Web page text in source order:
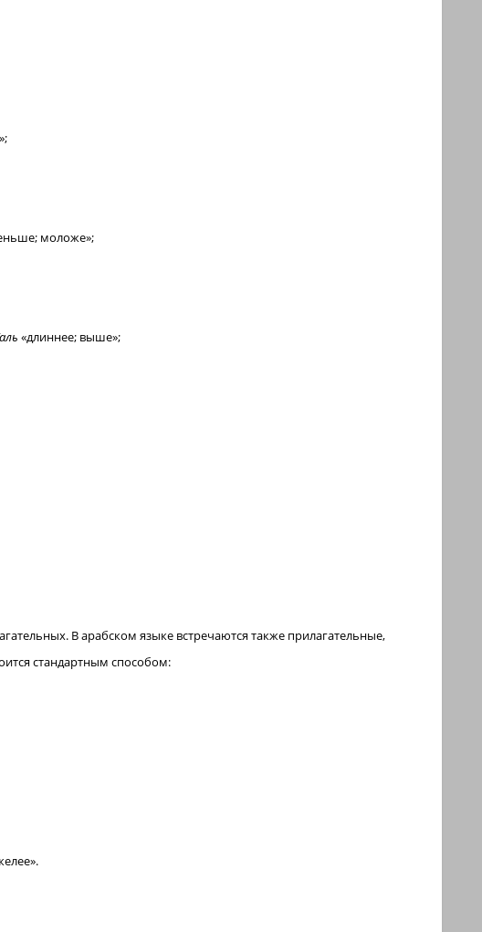
моложе»;
«длиннее; выше»;
В арабском языке встречаются также прилагательные,
стандартным способом: